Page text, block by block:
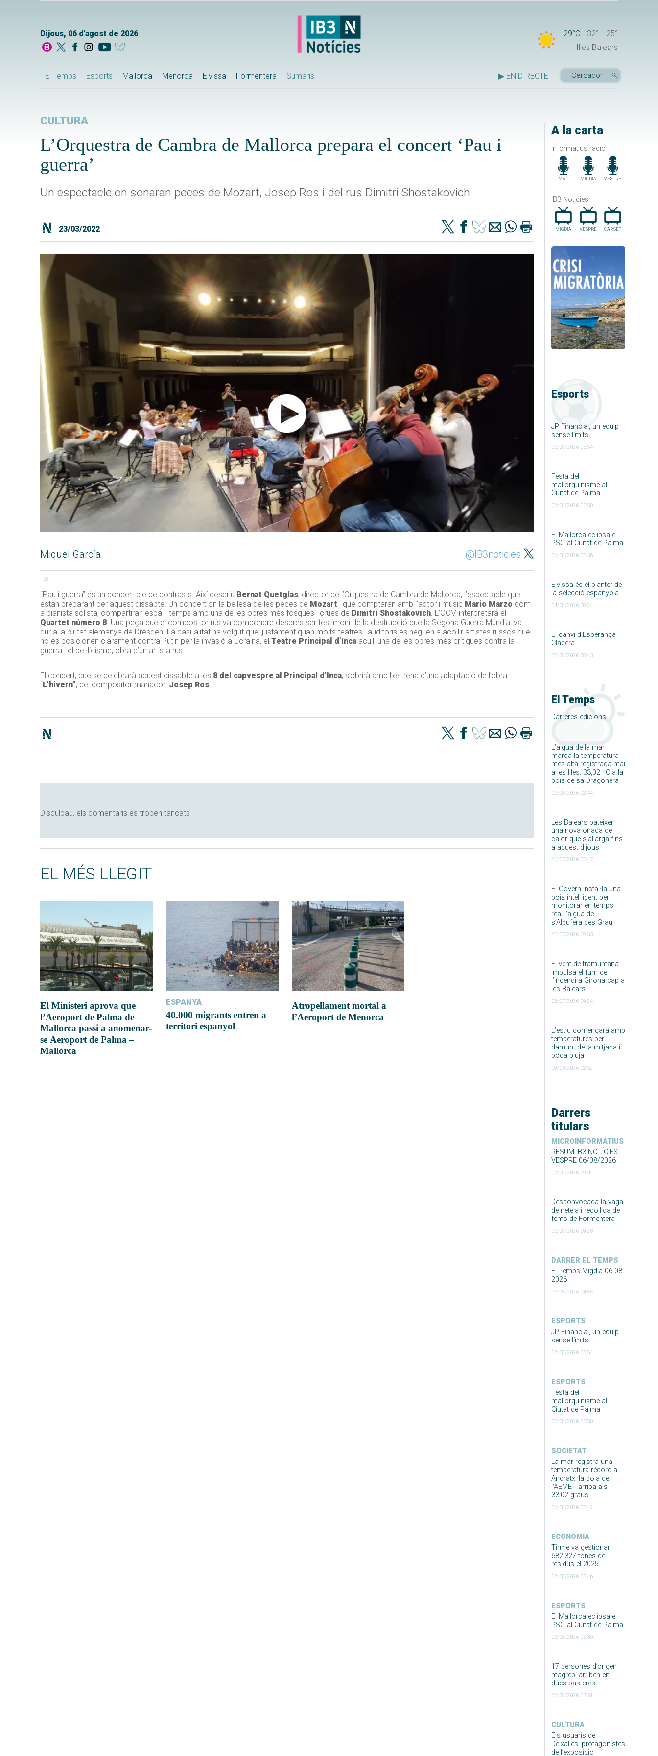
Dijous, 06 d'agost de 2026 29°C 32°
25°
Illes Balears
El Temps Esports Mallorca Menorca Eivissa Formentera Sumaris ▶ EN DIRECTE
A la carta
informatius ràdio
MATÍ MIGDIA VESPRE
IB3 Noticies
MIGDIA VESPRE CAP.SET
Esports
JP Financial, un equip
sense límits
06/08/2026 05:54
Festa del
mallorquinisme al
Ciutat de Palma
06/08/2026 05:50
El Mallorca eclipsa el
PSG al Ciutat de Palma
06/08/2026 05:36
Eivissa és el planter de
la selecció espanyola
04/08/2026 08:24
El canvi d’Esperança
Cladera
02/08/2026 08:43
El Temps
Darreres edicions
L’aigua de la mar
marca la temperatura
més alta registrada mai
a les Illes: 33,02 ºC a la
boia de sa Dragonera
06/08/2026 02:44
Les Balears pateixen
una nova onada de
calor que s’allarga fins
a aquest dijous
20/07/2026 03:47
El Govern instal·la una
boia intel·ligent per
monitorar en temps
real l’aigua de
s’Albufera des Grau
20/07/2026 09:33
El vent de tramuntana
impulsa el fum de
l’incendi a Girona cap a
les Balears
03/07/2026 09:24
L’estiu començarà amb
temperatures per
damunt de la mitjana i
poca pluja
09/06/2026 02:52
Darrers
titulars
MICROINFORMATIUS
RESUM IB3 NOTÍCIES
VESPRE 06/08/2026
06/08/2026 09:34
Desconvocada la vaga
de neteja i recollida de
fems de Formentera
06/08/2026 09:23
DARRER EL TEMPS
El Temps Migdia 06-08-
2026
06/08/2026 04:55
ESPORTS
JP Financial, un equip
sense límits
06/08/2026 05:54
ESPORTS
Festa del
mallorquinisme al
Ciutat de Palma
06/08/2026 05:50
SOCIETAT
La mar registra una
temperatura rècord a
Andratx: la boia de
l’AEMET arriba als
33,02 graus
06/08/2026 03:49
ECONOMIA
Tirme va gestionar
682.327 tones de
residus el 2025
06/08/2026 05:46
ESPORTS
El Mallorca eclipsa el
PSG al Ciutat de Palma
06/08/2026 05:36
17 persones d’origen
magrebí arriben en
dues pasteres
06/08/2026 05:31
CULTURA
Els usuaris de
Deixalles, protagonistes
de l’exposició
CULTURA
L’Orquestra de Cambra de Mallorca prepara el concert ‘Pau i
guerra’
Un espectacle on sonaran peces de Mozart, Josep Ros i del rus Dimitri Shostakovich
23/03/2022
Miquel García @IB3noticies
168
“Pau i guerra” és un concert ple de contrasts. Així descriu Bernat Quetglas, director de l’Orquestra de Cambra de Mallorca, l’espectacle que
estan preparant per aquest dissabte. Un concert on la bellesa de les peces de Mozart i que comptaran amb l’actor i músic Mario Marzo com
a pianista solista, compartiran espai i temps amb una de les obres més fosques i crues de Dimitri Shostakovich. L’OCM interpretarà el
Quartet número 8. Una peça que el compositor rus va compondre després ser testimoni de la destrucció que la Segona Guerra Mundial va
dur a la ciutat alemanya de Dresden. La casualitat ha volgut que, justament quan molts teatres i auditoris es neguen a acollir artistes russos que
no es posicionen clarament contra Putin per la invasió a Ucraïna, el Teatre Principal d’Inca aculli una de les obres més crítiques contra la
guerra i el bel·licisme, obra d’un artista rus.
El concert, que se celebrarà aquest dissabte a les 8 del capvespre al Principal d’Inca, s’obrirà amb l’estrena d’una adaptació de l’obra
“L’hivern”, del compositor manacorí Josep Ros.
Disculpau, els comentaris es troben tancats
EL MÉS LLEGIT
El Ministeri aprova que
l’Aeroport de Palma de
Mallorca passi a anomenar-
se Aeroport de Palma –
Mallorca
ESPANYA
40.000 migrants entren a
territori espanyol
Atropellament mortal a
l’Aeroport de Menorca